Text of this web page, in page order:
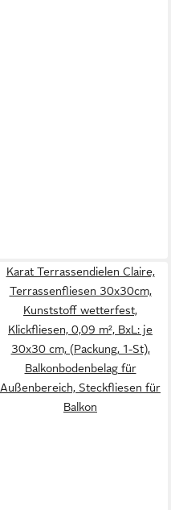
Karat Terrassendielen Claire,
Terrassenfliesen 30x30cm,
Kunststoff wetterfest,
Klickfliesen, 0,09 m², BxL: je
30x30 cm, (Packung, 1-St),
Balkonbodenbelag für
Außenbereich, Steckfliesen für
Balkon